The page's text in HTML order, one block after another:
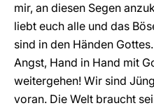
mir, an diesen Segen
liebt euch alle und das
sind in den Händen
Angst, Hand in Hand mit
weitergehen! Wir sind
voran. Die Welt braucht